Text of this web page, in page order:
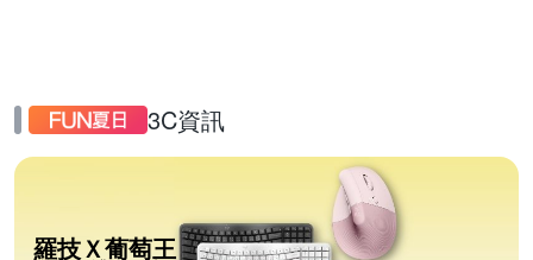
3C資訊
羅技Ｘ葡萄王